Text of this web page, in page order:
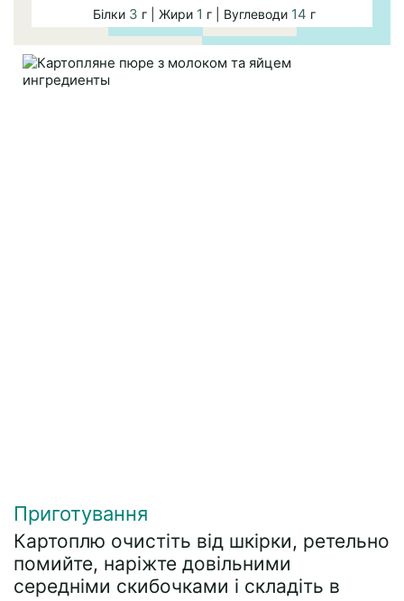
Білки 3 г | Жири 1 г | Вуглеводи 14 г
Приготування
Картоплю очистіть від шкірки, ретельно
помийте, наріжте довільними
середніми скибочками і складіть в